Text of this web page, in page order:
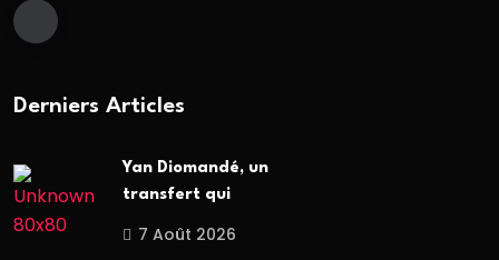
Derniers Articles
Yan Diomandé, un
transfert qui
7 Août 2026